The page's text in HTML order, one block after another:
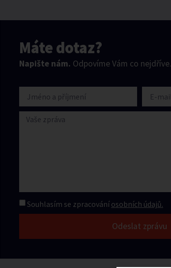
Máte dotaz?
Napište nám. Odpovíme Vám co nejdříve.
Souhlasím se zpracování osobních údajů.
Odeslat zprávu